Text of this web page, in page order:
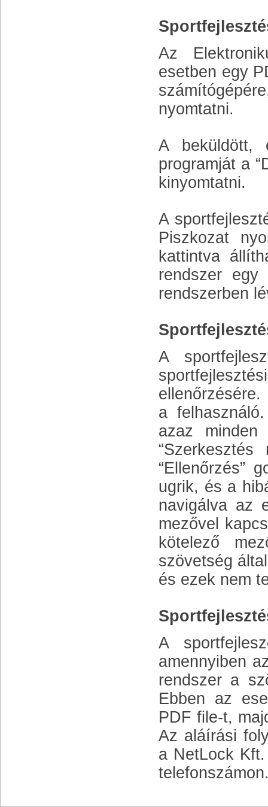
Az
esetben egy
nyomtatni.
A beküldött,
programját a
kinyomtatni.
A
Piszkozat
kattintva
rendszer
rendszerben
A
ellenőrzésére.
a
azaz
“Ellenőrzés”
ugrik, és a
navigálva az
mezővel
kötelező
szövetség
és ezek nem
A
amennyiben
rendszer a
Ebben az
PDF file-t,
Az aláírási
a NetLock